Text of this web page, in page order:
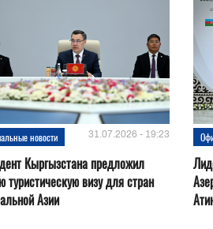
новости 31.07.2026 - 19:23
Кыргызстана предложил
туристическую визу для стран
Азии